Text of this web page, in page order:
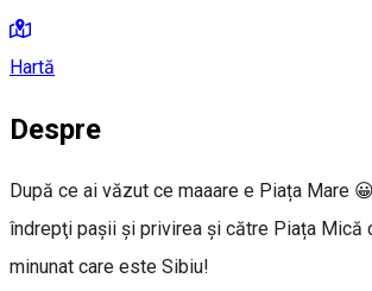
Hartă
Despre
După ce ai văzut ce maaare e Piața Mare
îndrepţi pașii și privirea şi către Piața Mică
minunat care este Sibiu!